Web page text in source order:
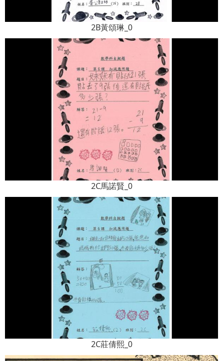
2B黃頌琳_0
2C馬諾賢_0
2C莊倩熙_0